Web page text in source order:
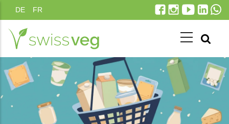
au
contenu
principal
DE FR